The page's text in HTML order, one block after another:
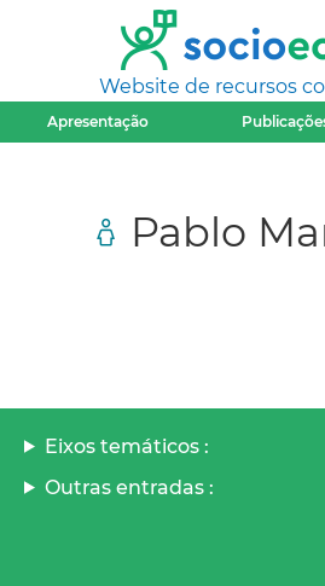
Website de recursos
Apresentação
Pablo
Eixos temáticos :
Outras entradas :